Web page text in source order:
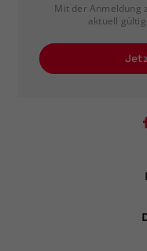
Mit der Anmeldung
aktuell